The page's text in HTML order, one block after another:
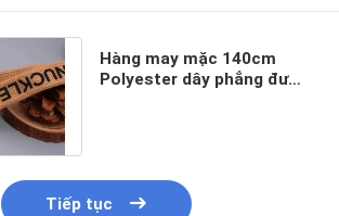
Hàng may mặc 140cm
Polyester dây phẳng được
Tiếp tục